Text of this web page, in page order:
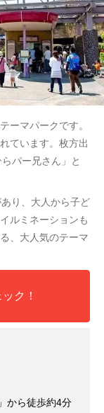
ーマパークです。
ています。枚方出
パー兄さん」と
り、大人から子ど
ルミネーションも
、大人気のテーマ
ク！
から徒歩約4分